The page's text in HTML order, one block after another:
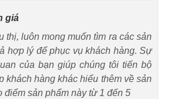
giá
thị, luôn mong muốn tìm ra các sản
hợp lý để phục vụ khách hàng. Sự
của bạn giúp chúng tôi tiến bộ
khách hàng khác hiểu thêm về sản
điểm sản phẩm này từ 1 đến 5